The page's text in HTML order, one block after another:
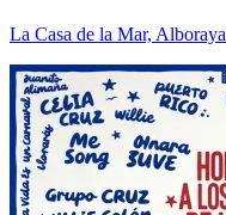
La Casa de la Mar, Alboraya